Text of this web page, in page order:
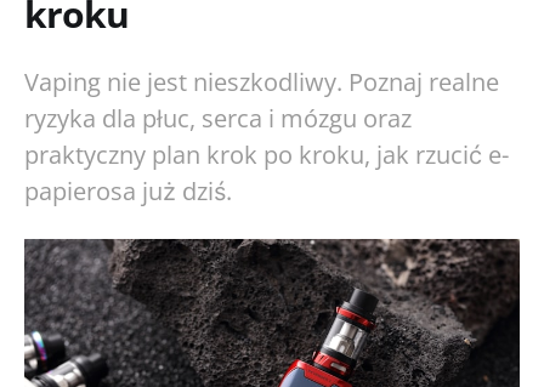
kroku
Vaping nie jest nieszkodliwy. Poznaj realne
ryzyka dla płuc, serca i mózgu oraz
praktyczny plan krok po kroku, jak rzucić e-
papierosa już dziś.